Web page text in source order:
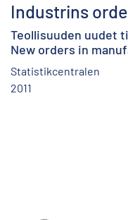
Industrins
Teollisuuden uudet
New orders in
Statistikcentralen
2011